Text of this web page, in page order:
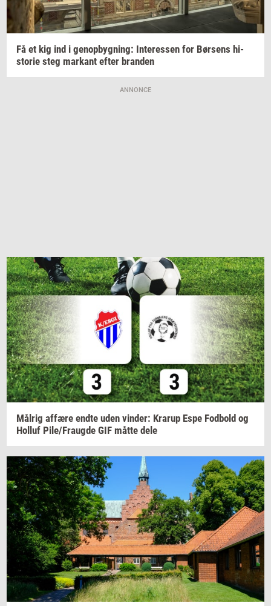
Få et kig ind i genop­byg­ning: In­ter­es­sen for Bør­sens hi­
sto­rie steg mar­kant efter bran­den
ANNONCE
Må­l­rig af­fæ­re endte uden vin­der: Krarup Espe Fod­bold og
Hol­luf Pile/Fraug­de GIF måtte dele